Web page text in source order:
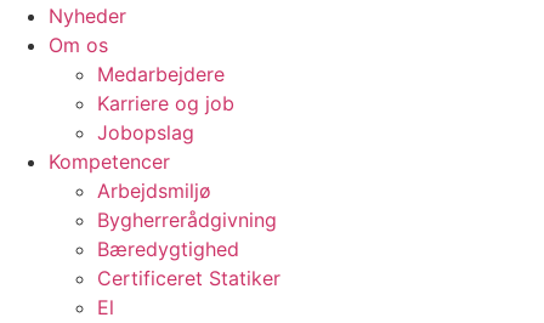
Nyheder
Om os
Medarbejdere
Karriere og job
Jobopslag
Kompetencer
Arbejdsmiljø
Bygherrerådgivning
Bæredygtighed
Certificeret Statiker
El